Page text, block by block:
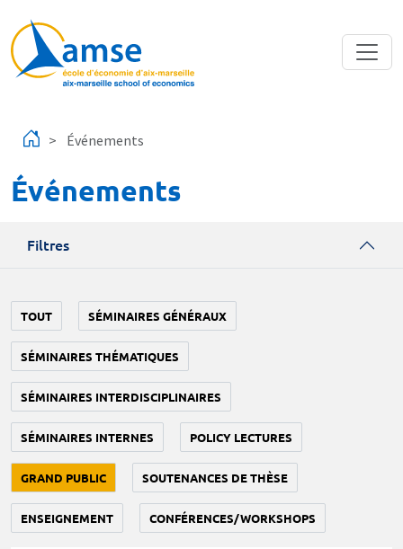
Événements
Événements
Filtres
TOUT SÉMINAIRES GÉNÉRAUX
SÉMINAIRES THÉMATIQUES
SÉMINAIRES INTERDISCIPLINAIRES
SÉMINAIRES INTERNES POLICY LECTURES
GRAND PUBLIC SOUTENANCES DE THÈSE
ENSEIGNEMENT CONFÉRENCES/WORKSHOPS